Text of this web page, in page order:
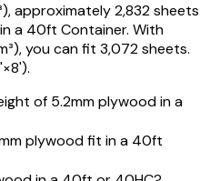
approximately 2,832 sheets
a 40ft Container. With
you can fit 3,072 sheets.
of 5.2mm plywood in a
plywood fit in a 40ft